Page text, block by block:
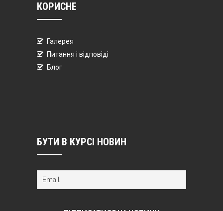
КОРИСНЕ
Галерея
Питання і відповіді
Блог
БУТИ В КУРСІ НОВИН